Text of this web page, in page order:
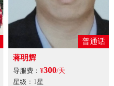
普通话
蒋明辉
导服费： ¥300/天
星级：1星